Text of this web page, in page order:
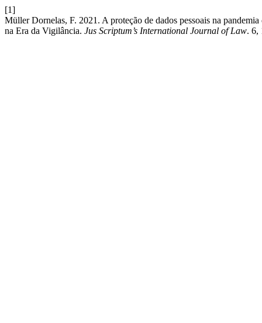
[1]
Müller Dornelas, F. 2021. A proteção de dados pessoais na
na Era da Vigilância. Jus Scriptum’s International Journal of Law. 6,